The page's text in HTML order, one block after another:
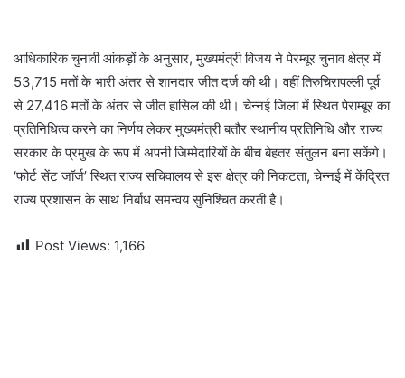
आधिकारिक चुनावी आंकड़ों के अनुसार, मुख्यमंत्री विजय ने पेरम्बूर चुनाव क्षेत्र में
53,715 मतों के भारी अंतर से शानदार जीत दर्ज की थी। वहीं तिरुचिरापल्ली पूर्व
से 27,416 मतों के अंतर से जीत हासिल की थी। चेन्नई जिला में स्थित पेराम्बूर का
प्रतिनिधित्व करने का निर्णय लेकर मुख्यमंत्री बतौर स्थानीय प्रतिनिधि और राज्य
सरकार के प्रमुख के रूप में अपनी जिम्मेदारियों के बीच बेहतर संतुलन बना सकेंगे।
‘फोर्ट सेंट जॉर्ज’ स्थित राज्य सचिवालय से इस क्षेत्र की निकटता, चेन्नई में केंद्रित
राज्य प्रशासन के साथ निर्बाध समन्वय सुनिश्चित करती है।
Post Views: 1,166